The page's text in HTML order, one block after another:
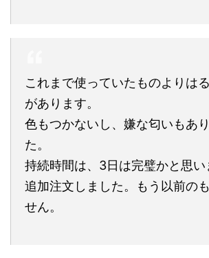
これまで使っていたものよりは
があります。
色もつかないし、嫌な匂いもあ
た。
持続時間は、3日は完璧かと思い
追加注文しました。もう以前の
せん。